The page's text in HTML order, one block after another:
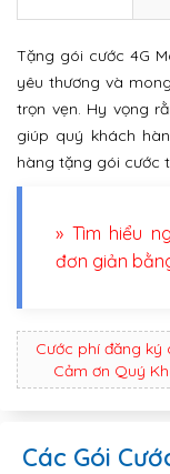
Tặng gói cước 4G
yêu thương và
trọn vẹn. Hy vọng
giúp quý khách
hàng tặng gói cước
» Tìm hiểu
đơn giản
Cước phí đăng
Cảm ơn Quý
Các Gói